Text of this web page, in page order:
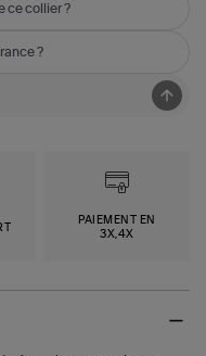
ce collier ?
?
PAIEMENT EN
3X,4X